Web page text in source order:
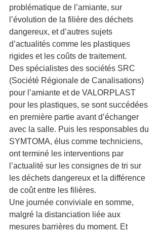
problématique de l’amiante, sur
l’évolution de la filière des déchets
dangereux, et d’autres sujets
d’actualités comme les plastiques
rigides et les coûts de traitement.
Des spécialistes des sociétés SRC
(Société Régionale de Canalisations)
pour l’amiante et de VALORPLAST
pour les plastiques, se sont succédées
en première partie avant d’échanger
avec la salle. Puis les responsables du
SYMTOMA, élus comme techniciens,
ont terminé les interventions par
l’actualité sur les consignes de tri sur
les déchets dangereux et la différence
de coût entre les filières.
Une journée conviviale en somme,
malgré la distanciation liée aux
mesures barrières du moment. Et